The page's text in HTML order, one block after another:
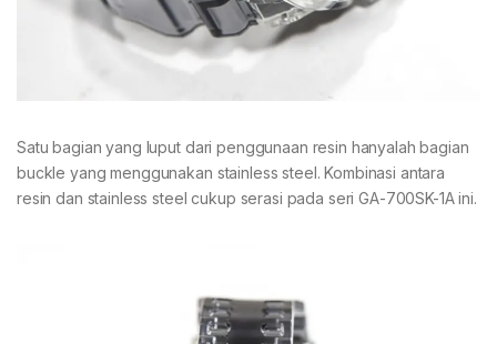
Satu bagian yang luput dari penggunaan resin hanyalah bagian
buckle yang menggunakan stainless steel. Kombinasi antara
resin dan stainless steel cukup serasi pada seri GA-700SK-1A ini.